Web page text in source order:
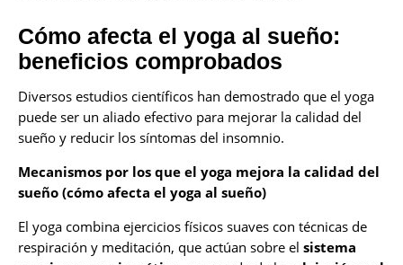
Cómo afecta el yoga al sueño:
beneficios comprobados
Diversos estudios científicos han demostrado que el yoga
puede ser un aliado efectivo para mejorar la calidad del
sueño y reducir los síntomas del insomnio.
Mecanismos por los que el yoga mejora la calidad del
sueño (cómo afecta el yoga al sueño)
El yoga combina ejercicios físicos suaves con técnicas de
respiración y meditación, que actúan sobre el sistema